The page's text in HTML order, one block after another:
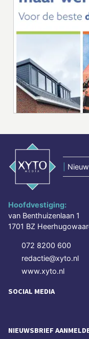
Hoofdvestiging:
van Benthuizenlaan 1
1701 BZ
072 8200 600
redactie@xyto.nl
www.xyto.nl
SOCIAL MEDIA
NIEUWSBRIEF